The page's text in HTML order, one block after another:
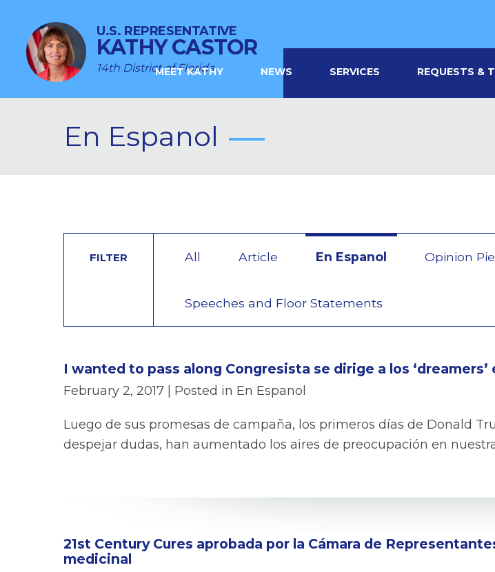
U.S. REPRESENTATIVE
KATHY CASTOR
14th District of Florida
MEET KATHY NEWS SERVICES REQUESTS &
En Espanol
FILTER All Article En Espanol Opinion
Speeches and Floor Statements
I wanted to pass along Congresista se dirige a los
February 2, 2017 | Posted in En Espanol
Luego de sus promesas de campaña, los primeros días de Donald
despejar dudas, han aumentado los aires de preocupación en
21st Century Cures aprobada por la Cámara de
medicinal